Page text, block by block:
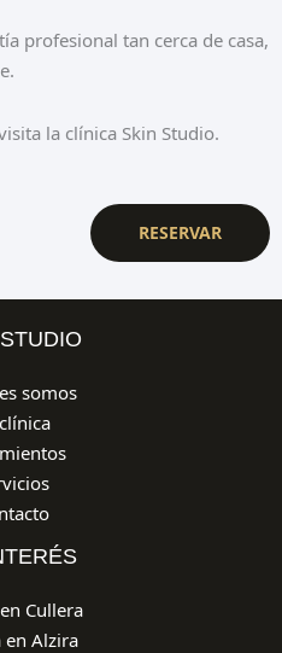
profesional tan cerca de casa,
la clínica Skin Studio.
RESERVAR
somos
Cullera
en Alzira